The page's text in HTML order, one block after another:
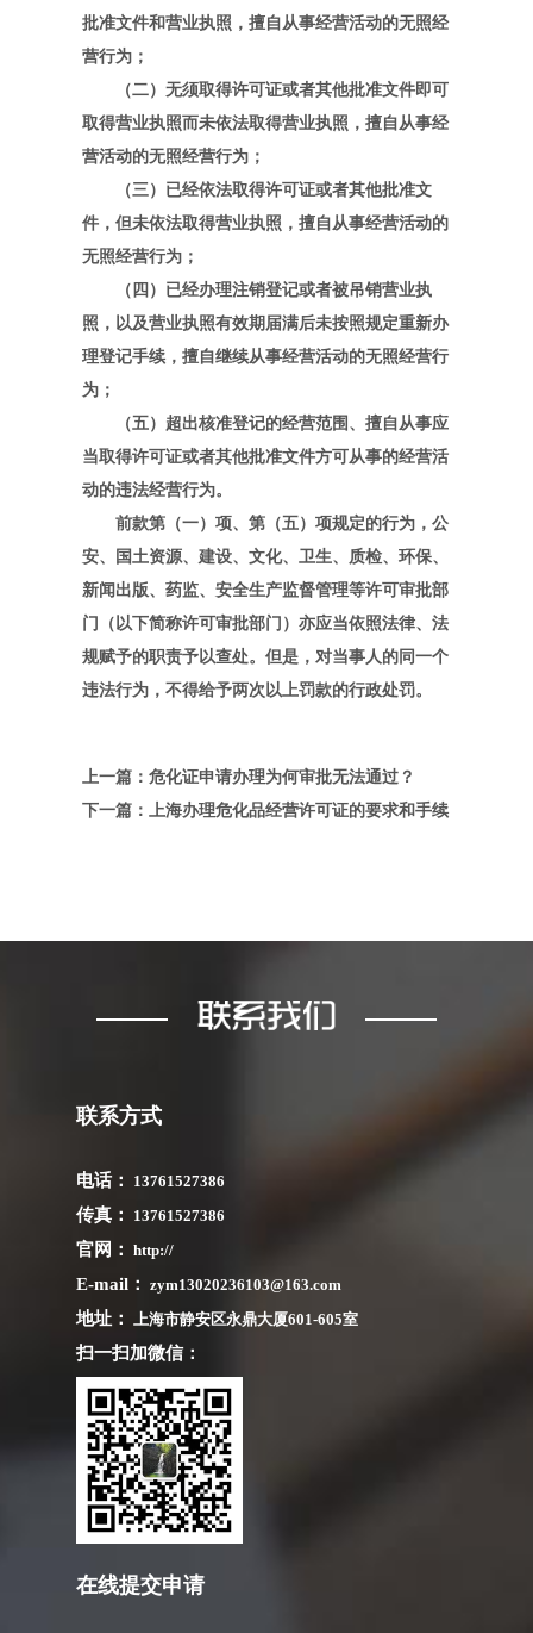
批准文件和营业执照，擅自从事经营活动的无照经
营行为；
（二）无须取得许可证或者其他批准文件即可
取得营业执照而未依法取得营业执照，擅自从事经
营活动的无照经营行为；
（三）已经依法取得许可证或者其他批准文
件，但未依法取得营业执照，擅自从事经营活动的
无照经营行为；
（四）已经办理注销登记或者被吊销营业执
照，以及营业执照有效期届满后未按照规定重新办
理登记手续，擅自继续从事经营活动的无照经营行
为；
（五）超出核准登记的经营范围、擅自从事应
当取得许可证或者其他批准文件方可从事的经营活
动的违法经营行为。
前款第（一）项、第（五）项规定的行为，公
安、国土资源、建设、文化、卫生、质检、环保、
新闻出版、药监、安全生产监督管理等许可审批部
门（以下简称许可审批部门）亦应当依照法律、法
规赋予的职责予以查处。但是，对当事人的同一个
违法行为，不得给予两次以上罚款的行政处罚。
上一篇：危化证申请办理为何审批无法通过？
下一篇：上海办理危化品经营许可证的要求和手续
联系方式
电话： 13761527386
传真： 13761527386
官网： http://
E-mail： zym13020236103@163.com
地址： 上海市静安区永鼎大厦601-605室
扫一扫加微信：
在线提交申请